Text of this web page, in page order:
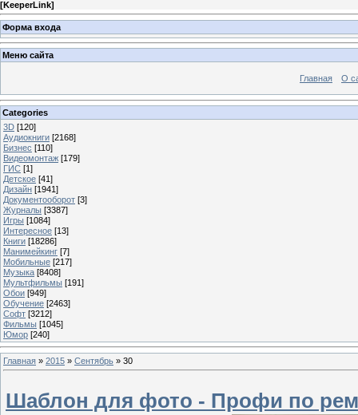
[KeeperLink]
Форма входа
Меню сайта
Главная О
Categories
3D [120]
Аудиокниги [2168]
Бизнес [110]
Видеомонтаж [179]
ГИС [1]
Детское [41]
Дизайн [1941]
Документооборот [3]
Журналы [3387]
Игры [1084]
Интересное [13]
Книги [18286]
Манимейкинг [7]
Мобильные [217]
Музыка [8408]
Мультфильмы [191]
Обои [949]
Обучение [2463]
Софт [3212]
Фильмы [1045]
Юмор [240]
Главная » 2015 » Сентябрь » 30
Шаблон для фото - Профи по